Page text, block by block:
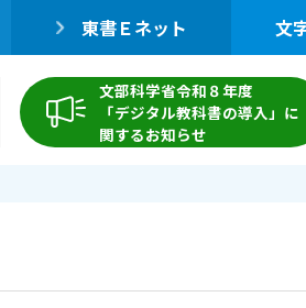
東書Ｅネット 文
文部科学省令和８年度
「デジタル教科書の導入」に
関するお知らせ